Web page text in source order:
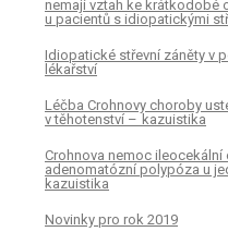
nemají vztah ke krátkodobé
u pa­cientů s idiopatickými
Idiopatické střevní záněty v
lékařství
Léčba Crohnovy choroby
v těhotenství – kazuistika
Crohnova nemoc
adenomatózní polypóza u
kazuistika
Novinky pro rok 2019